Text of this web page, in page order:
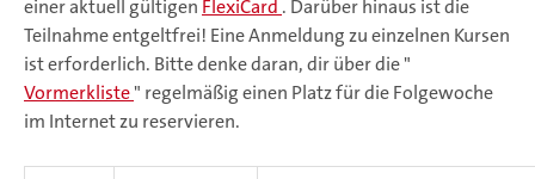
einer aktuell gültigen FlexiCard . Darüber hinaus ist die
Teilnahme entgeltfrei! Eine Anmeldung zu einzelnen Kursen
ist erforderlich. Bitte denke daran, dir über die "
Vormerkliste" regelmäßig einen Platz für die Folgewoche
im Internet zu reservieren.